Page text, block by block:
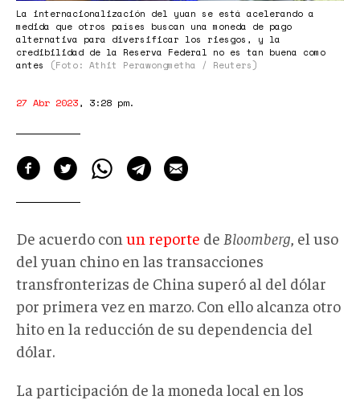
La internacionalización del yuan se está acelerando a
medida que otros países buscan una moneda de pago
alternativa para diversificar los riesgos, y la
credibilidad de la Reserva Federal no es tan buena como
antes
(Foto: Athit Perawongmetha / Reuters)
27 Abr 2023, 3:28 pm.
De acuerdo con un reporte de Bloomberg , el uso
del yuan chino en las transacciones
transfronterizas de China superó al del dólar
por primera vez en marzo. Con ello alcanza otro
hito en la reducción de su dependencia del
dólar.
La participación de la moneda local en los